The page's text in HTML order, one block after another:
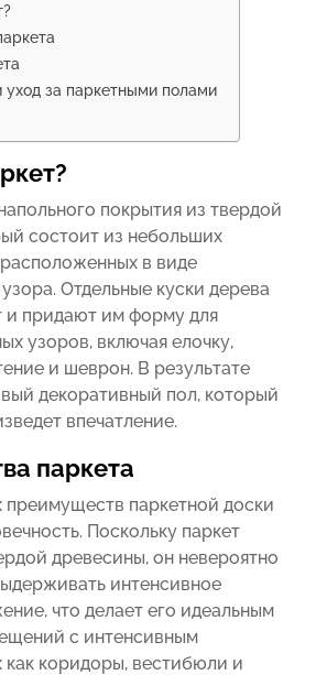
за паркетными полами
покрытия из твердой
состоит из небольших
в виде
Отдельные куски дерева
и придают им форму для
узоров, включая елочку,
и шеврон. В результате
декоративный пол, который
впечатление.
паркета
преимуществ паркетной доски
Поскольку паркет
древесины, он невероятно
интенсивное
что делает его идеальным
с интенсивным
как коридоры, вестибюли и